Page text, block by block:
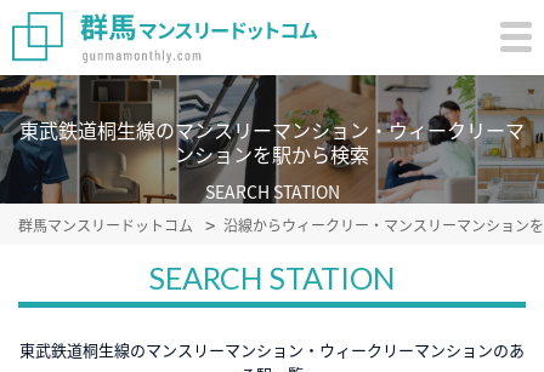
東武鉄道桐生線のマンスリーマンション・ウィークリーマ
ンションを駅から検索
SEARCH STATION
群馬マンスリードットコム 沿線からウィークリー・マンスリーマンション
SEARCH STATION
東武鉄道桐生線のマンスリーマンション・ウィークリーマンションのあ